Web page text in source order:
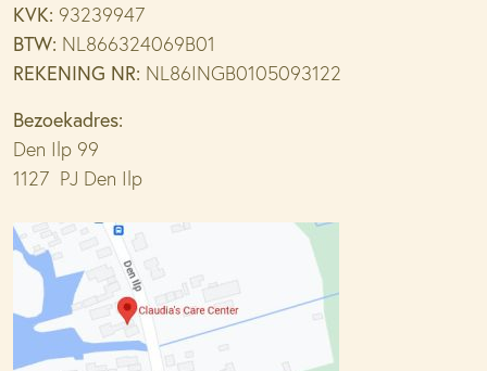
KVK: 93239947
BTW: NL866324069B01
REKENING NR: NL86INGB0105093122
Bezoekadres:
Den Ilp 99
1127 PJ Den Ilp